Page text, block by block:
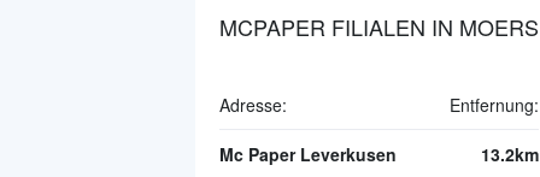
MCPAPER FILIALEN IN MOERS
Adresse: Entfernung:
Mc Paper Leverkusen 13.2km